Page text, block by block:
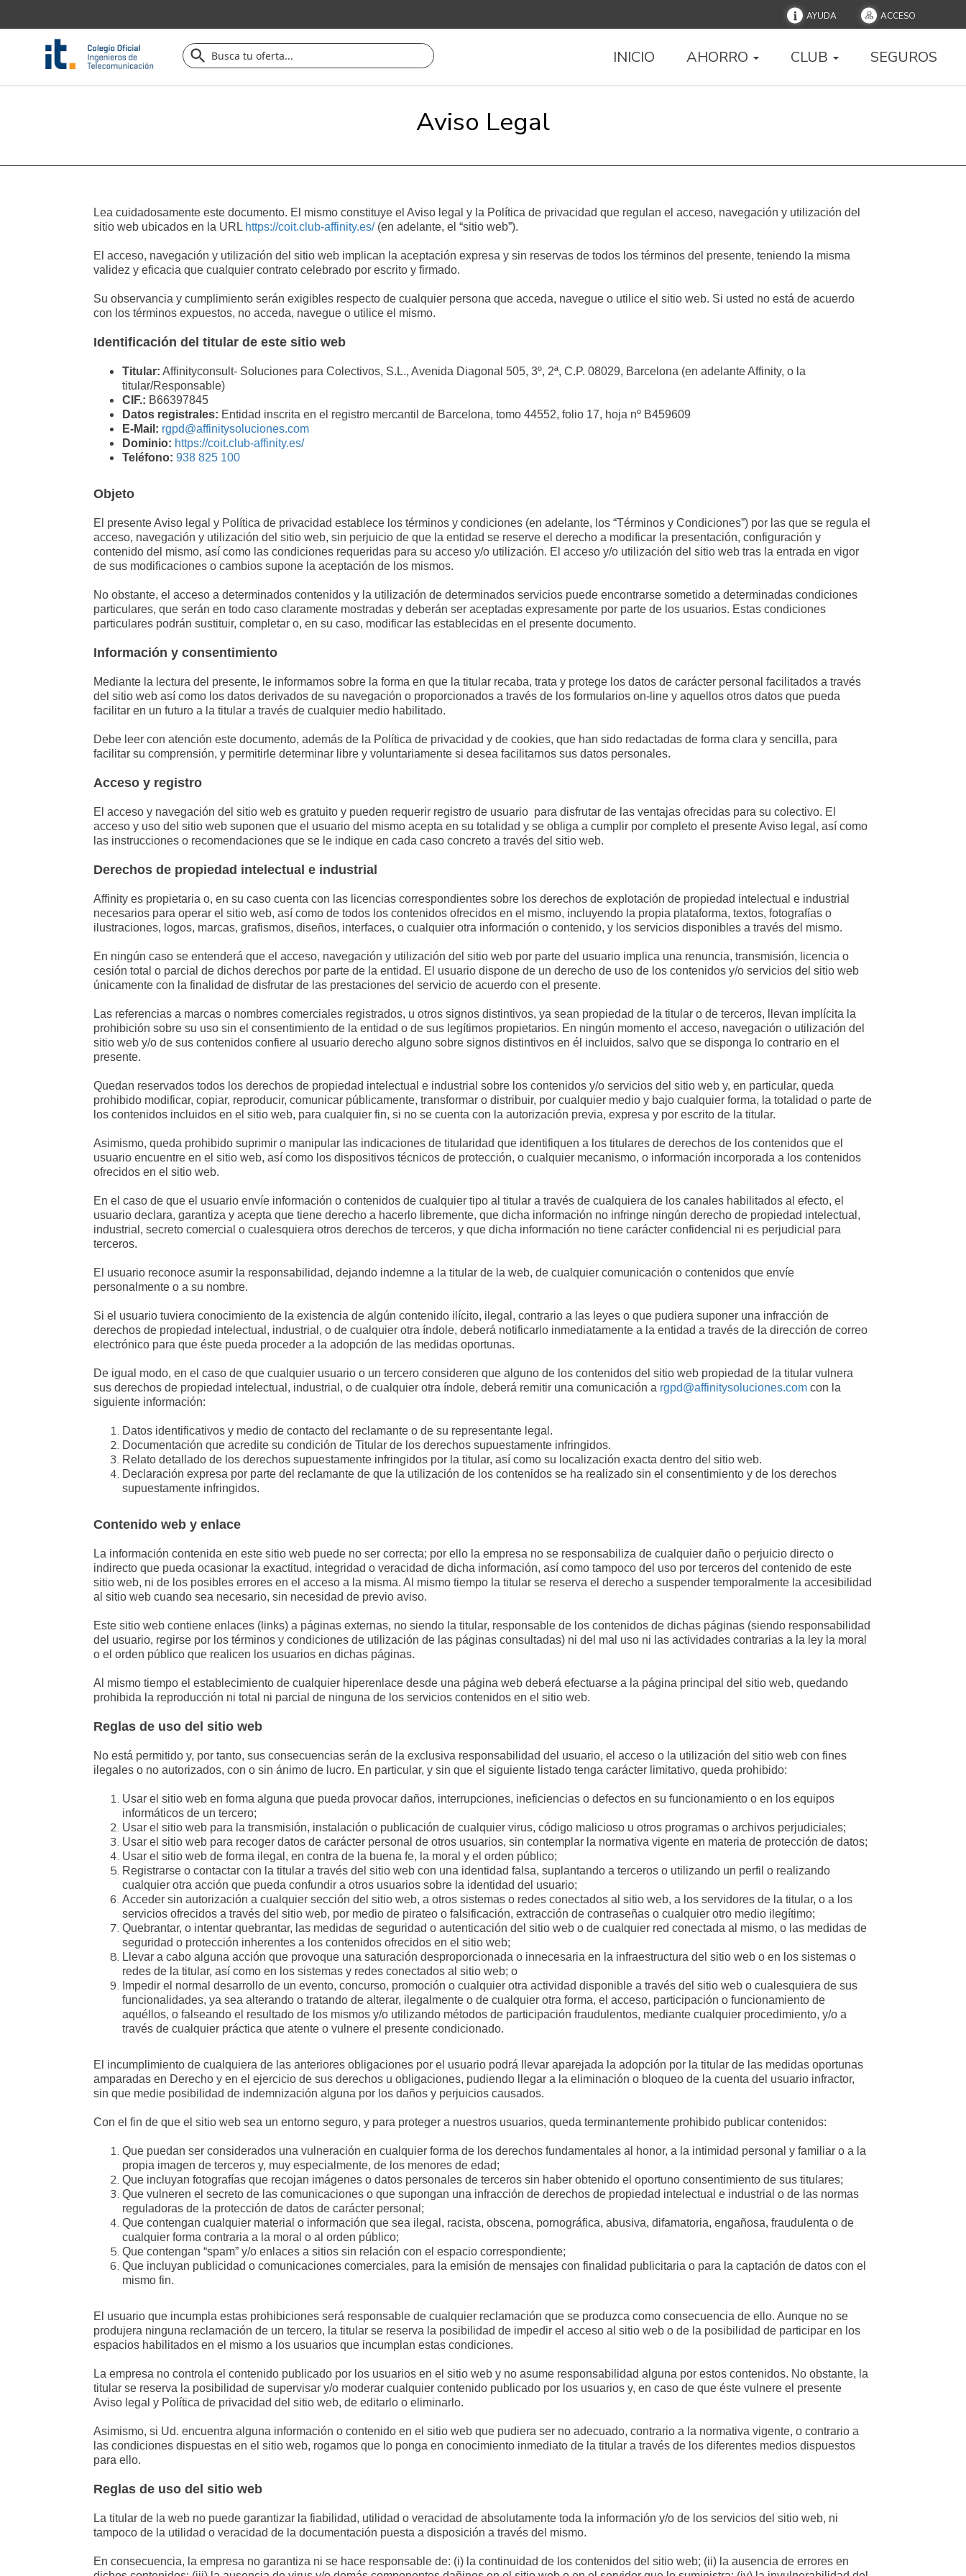
AYUDA ACCESO
INICIO AHORRO CLUB SEGUROS
Aviso Legal
Lea cuidadosamente este documento. El mismo constituye el Aviso legal y la Política de privacidad que regulan el acceso, navegación y utilización del
sitio web ubicados en la URL https://coit.club-affinity.es/(en adelante, el “sitio web”).
El acceso, navegación y utilización del sitio web implican la aceptación expresa y sin reservas de todos los términos del presente, teniendo la misma
validez y eficacia que cualquier contrato celebrado por escrito y firmado.
Su observancia y cumplimiento serán exigibles respecto de cualquier persona que acceda, navegue o utilice el sitio web. Si usted no está de acuerdo
con los términos expuestos, no acceda, navegue o utilice el mismo.
Identificación del titular de este sitio web
Titular: Affinityconsult- Soluciones para Colectivos, S.L., Avenida Diagonal 505, 3º, 2ª, C.P. 08029, Barcelona (en adelante Affinity, o la
titular/Responsable)
CIF.: B66397845
Datos registrales: Entidad inscrita en el registro mercantil de Barcelona, tomo 44552, folio 17, hoja nº B459609
E-Mail: rgpd@affinitysoluciones.com
Dominio: https://coit.club-affinity.es/
Teléfono: 938 825 100
Objeto
El presente Aviso legal y Política de privacidad establece los términos y condiciones (en adelante, los “Términos y Condiciones”) por las que se regula el
acceso, navegación y utilización del sitio web, sin perjuicio de que la entidad se reserve el derecho a modificar la presentación, configuración y
contenido del mismo, así como las condiciones requeridas para su acceso y/o utilización. El acceso y/o utilización del sitio web tras la entrada en vigor
de sus modificaciones o cambios supone la aceptación de los mismos.
No obstante, el acceso a determinados contenidos y la utilización de determinados servicios puede encontrarse sometido a determinadas condiciones
particulares, que serán en todo caso claramente mostradas y deberán ser aceptadas expresamente por parte de los usuarios. Estas condiciones
particulares podrán sustituir, completar o, en su caso, modificar las establecidas en el presente documento.
Información y consentimiento
Mediante la lectura del presente, le informamos sobre la forma en que la titular recaba, trata y protege los datos de carácter personal facilitados a través
del sitio web así como los datos derivados de su navegación o proporcionados a través de los formularios on-line y aquellos otros datos que pueda
facilitar en un futuro a la titular a través de cualquier medio habilitado.
Debe leer con atención este documento, además de la Política de privacidad y de cookies, que han sido redactadas de forma clara y sencilla, para
facilitar su comprensión, y permitirle determinar libre y voluntariamente si desea facilitarnos sus datos personales.
Acceso y registro
El acceso y navegación del sitio web es gratuito y pueden requerir registro de usuario para disfrutar de las ventajas ofrecidas para su colectivo. El
acceso y uso del sitio web suponen que el usuario del mismo acepta en su totalidad y se obliga a cumplir por completo el presente Aviso legal, así como
las instrucciones o recomendaciones que se le indique en cada caso concreto a través del sitio web.
Derechos de propiedad intelectual e industrial
Affinity es propietaria o, en su caso cuenta con las licencias correspondientes sobre los derechos de explotación de propiedad intelectual e industrial
necesarios para operar el sitio web, así como de todos los contenidos ofrecidos en el mismo, incluyendo la propia plataforma, textos, fotografías o
ilustraciones, logos, marcas, grafismos, diseños, interfaces, o cualquier otra información o contenido, y los servicios disponibles a través del mismo.
En ningún caso se entenderá que el acceso, navegación y utilización del sitio web por parte del usuario implica una renuncia, transmisión, licencia o
cesión total o parcial de dichos derechos por parte de la entidad. El usuario dispone de un derecho de uso de los contenidos y/o servicios del sitio web
únicamente con la finalidad de disfrutar de las prestaciones del servicio de acuerdo con el presente.
Las referencias a marcas o nombres comerciales registrados, u otros signos distintivos, ya sean propiedad de la titular o de terceros, llevan implícita la
prohibición sobre su uso sin el consentimiento de la entidad o de sus legítimos propietarios. En ningún momento el acceso, navegación o utilización del
sitio web y/o de sus contenidos confiere al usuario derecho alguno sobre signos distintivos en él incluidos, salvo que se disponga lo contrario en el
presente.
Quedan reservados todos los derechos de propiedad intelectual e industrial sobre los contenidos y/o servicios del sitio web y, en particular, queda
prohibido modificar, copiar, reproducir, comunicar públicamente, transformar o distribuir, por cualquier medio y bajo cualquier forma, la totalidad o parte de
los contenidos incluidos en el sitio web, para cualquier fin, si no se cuenta con la autorización previa, expresa y por escrito de la titular.
Asimismo, queda prohibido suprimir o manipular las indicaciones de titularidad que identifiquen a los titulares de derechos de los contenidos que el
usuario encuentre en el sitio web, así como los dispositivos técnicos de protección, o cualquier mecanismo, o información incorporada a los contenidos
ofrecidos en el sitio web.
En el caso de que el usuario envíe información o contenidos de cualquier tipo al titular a través de cualquiera de los canales habilitados al efecto, el
usuario declara, garantiza y acepta que tiene derecho a hacerlo libremente, que dicha información no infringe ningún derecho de propiedad intelectual,
industrial, secreto comercial o cualesquiera otros derechos de terceros, y que dicha información no tiene carácter confidencial ni es perjudicial para
terceros.
El usuario reconoce asumir la responsabilidad, dejando indemne a la titular de la web, de cualquier comunicación o contenidos que envíe
personalmente o a su nombre.
Si el usuario tuviera conocimiento de la existencia de algún contenido ilícito, ilegal, contrario a las leyes o que pudiera suponer una infracción de
derechos de propiedad intelectual, industrial, o de cualquier otra índole, deberá notificarlo inmediatamente a la entidad a través de la dirección de correo
electrónico para que éste pueda proceder a la adopción de las medidas oportunas.
De igual modo, en el caso de que cualquier usuario o un tercero consideren que alguno de los contenidos del sitio web propiedad de la titular vulnera
sus derechos de propiedad intelectual, industrial, o de cualquier otra índole, deberá remitir una comunicación a rgpd@affinitysoluciones.com con la
siguiente información:
Datos identificativos y medio de contacto del reclamante o de su representante legal.
Documentación que acredite su condición de Titular de los derechos supuestamente infringidos.
Relato detallado de los derechos supuestamente infringidos por la titular, así como su localización exacta dentro del sitio web.
Declaración expresa por parte del reclamante de que la utilización de los contenidos se ha realizado sin el consentimiento y de los derechos
supuestamente infringidos.
Contenido web y enlace
La información contenida en este sitio web puede no ser correcta; por ello la empresa no se responsabiliza de cualquier daño o perjuicio directo o
indirecto que pueda ocasionar la exactitud, integridad o veracidad de dicha información, así como tampoco del uso por terceros del contenido de este
sitio web, ni de los posibles errores en el acceso a la misma. Al mismo tiempo la titular se reserva el derecho a suspender temporalmente la accesibilidad
al sitio web cuando sea necesario, sin necesidad de previo aviso.
Este sitio web contiene enlaces (links) a páginas externas, no siendo la titular, responsable de los contenidos de dichas páginas (siendo responsabilidad
del usuario, regirse por los términos y condiciones de utilización de las páginas consultadas) ni del mal uso ni las actividades contrarias a la ley la moral
o el orden público que realicen los usuarios en dichas páginas.
Al mismo tiempo el establecimiento de cualquier hiperenlace desde una página web deberá efectuarse a la página principal del sitio web, quedando
prohibida la reproducción ni total ni parcial de ninguna de los servicios contenidos en el sitio web.
Reglas de uso del sitio web
No está permitido y, por tanto, sus consecuencias serán de la exclusiva responsabilidad del usuario, el acceso o la utilización del sitio web con fines
ilegales o no autorizados, con o sin ánimo de lucro. En particular, y sin que el siguiente listado tenga carácter limitativo, queda prohibido:
Usar el sitio web en forma alguna que pueda provocar daños, interrupciones, ineficiencias o defectos en su funcionamiento o en los equipos
informáticos de un tercero;
Usar el sitio web para la transmisión, instalación o publicación de cualquier virus, código malicioso u otros programas o archivos perjudiciales;
Usar el sitio web para recoger datos de carácter personal de otros usuarios, sin contemplar la normativa vigente en materia de protección de datos;
Usar el sitio web de forma ilegal, en contra de la buena fe, la moral y el orden público;
Registrarse o contactar con la titular a través del sitio web con una identidad falsa, suplantando a terceros o utilizando un perfil o realizando
cualquier otra acción que pueda confundir a otros usuarios sobre la identidad del usuario;
Acceder sin autorización a cualquier sección del sitio web, a otros sistemas o redes conectados al sitio web, a los servidores de la titular, o a los
servicios ofrecidos a través del sitio web, por medio de pirateo o falsificación, extracción de contraseñas o cualquier otro medio ilegítimo;
Quebrantar, o intentar quebrantar, las medidas de seguridad o autenticación del sitio web o de cualquier red conectada al mismo, o las medidas de
seguridad o protección inherentes a los contenidos ofrecidos en el sitio web;
Llevar a cabo alguna acción que provoque una saturación desproporcionada o innecesaria en la infraestructura del sitio web o en los sistemas o
redes de la titular, así como en los sistemas y redes conectados al sitio web; o
Impedir el normal desarrollo de un evento, concurso, promoción o cualquier otra actividad disponible a través del sitio web o cualesquiera de sus
funcionalidades, ya sea alterando o tratando de alterar, ilegalmente o de cualquier otra forma, el acceso, participación o funcionamiento de
aquéllos, o falseando el resultado de los mismos y/o utilizando métodos de participación fraudulentos, mediante cualquier procedimiento, y/o a
través de cualquier práctica que atente o vulnere el presente condicionado.
El incumplimiento de cualquiera de las anteriores obligaciones por el usuario podrá llevar aparejada la adopción por la titular de las medidas oportunas
amparadas en Derecho y en el ejercicio de sus derechos u obligaciones, pudiendo llegar a la eliminación o bloqueo de la cuenta del usuario infractor,
sin que medie posibilidad de indemnización alguna por los daños y perjuicios causados.
Con el fin de que el sitio web sea un entorno seguro, y para proteger a nuestros usuarios, queda terminantemente prohibido publicar contenidos:
Que puedan ser considerados una vulneración en cualquier forma de los derechos fundamentales al honor, a la intimidad personal y familiar o a la
propia imagen de terceros y, muy especialmente, de los menores de edad;
Que incluyan fotografías que recojan imágenes o datos personales de terceros sin haber obtenido el oportuno consentimiento de sus titulares;
Que vulneren el secreto de las comunicaciones o que supongan una infracción de derechos de propiedad intelectual e industrial o de las normas
reguladoras de la protección de datos de carácter personal;
Que contengan cualquier material o información que sea ilegal, racista, obscena, pornográfica, abusiva, difamatoria, engañosa, fraudulenta o de
cualquier forma contraria a la moral o al orden público;
Que contengan “spam” y/o enlaces a sitios sin relación con el espacio correspondiente;
Que incluyan publicidad o comunicaciones comerciales, para la emisión de mensajes con finalidad publicitaria o para la captación de datos con el
mismo fin.
El usuario que incumpla estas prohibiciones será responsable de cualquier reclamación que se produzca como consecuencia de ello. Aunque no se
produjera ninguna reclamación de un tercero, la titular se reserva la posibilidad de impedir el acceso al sitio web o de la posibilidad de participar en los
espacios habilitados en el mismo a los usuarios que incumplan estas condiciones.
La empresa no controla el contenido publicado por los usuarios en el sitio web y no asume responsabilidad alguna por estos contenidos. No obstante, la
titular se reserva la posibilidad de supervisar y/o moderar cualquier contenido publicado por los usuarios y, en caso de que éste vulnere el presente
Aviso legal y Política de privacidad del sitio web, de editarlo o eliminarlo.
Asimismo, si Ud. encuentra alguna información o contenido en el sitio web que pudiera ser no adecuado, contrario a la normativa vigente, o contrario a
las condiciones dispuestas en el sitio web, rogamos que lo ponga en conocimiento inmediato de la titular a través de los diferentes medios dispuestos
para ello.
Reglas de uso del sitio web
La titular de la web no puede garantizar la fiabilidad, utilidad o veracidad de absolutamente toda la información y/o de los servicios del sitio web, ni
tampoco de la utilidad o veracidad de la documentación puesta a disposición a través del mismo.
En consecuencia, la empresa no garantiza ni se hace responsable de: (i) la continuidad de los contenidos del sitio web; (ii) la ausencia de errores en